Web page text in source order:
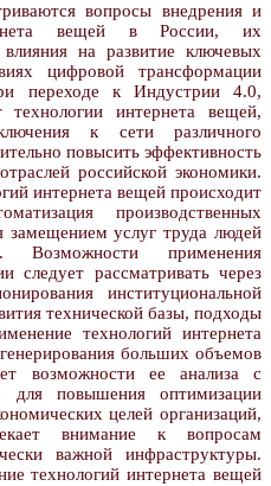
вопросы внедрения и
вещей в России, их
на развитие ключевых
цифровой трансформации
переходе к Индустрии 4.0,
технологии интернета вещей,
к сети различного
повысить эффективность
российской экономики.
интернета вещей происходит
производственных
замещением услуг труда людей
Возможности применения
следует рассматривать через
институциональной
технической базы, подходы
технологий интернета
больших объемов
возможности ее анализа с
для повышения оптимизации
целей организаций,
внимание к вопросам
важной инфраструктуры.
технологий интернета вещей